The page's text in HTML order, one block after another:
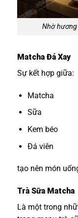
Nhờ
Matcha Đá Xay
Sự kết hợp giữa:
Matcha
Sữa
Kem béo
Đá viên
tạo nên món
Trà Sữa Matcha
Là một trong